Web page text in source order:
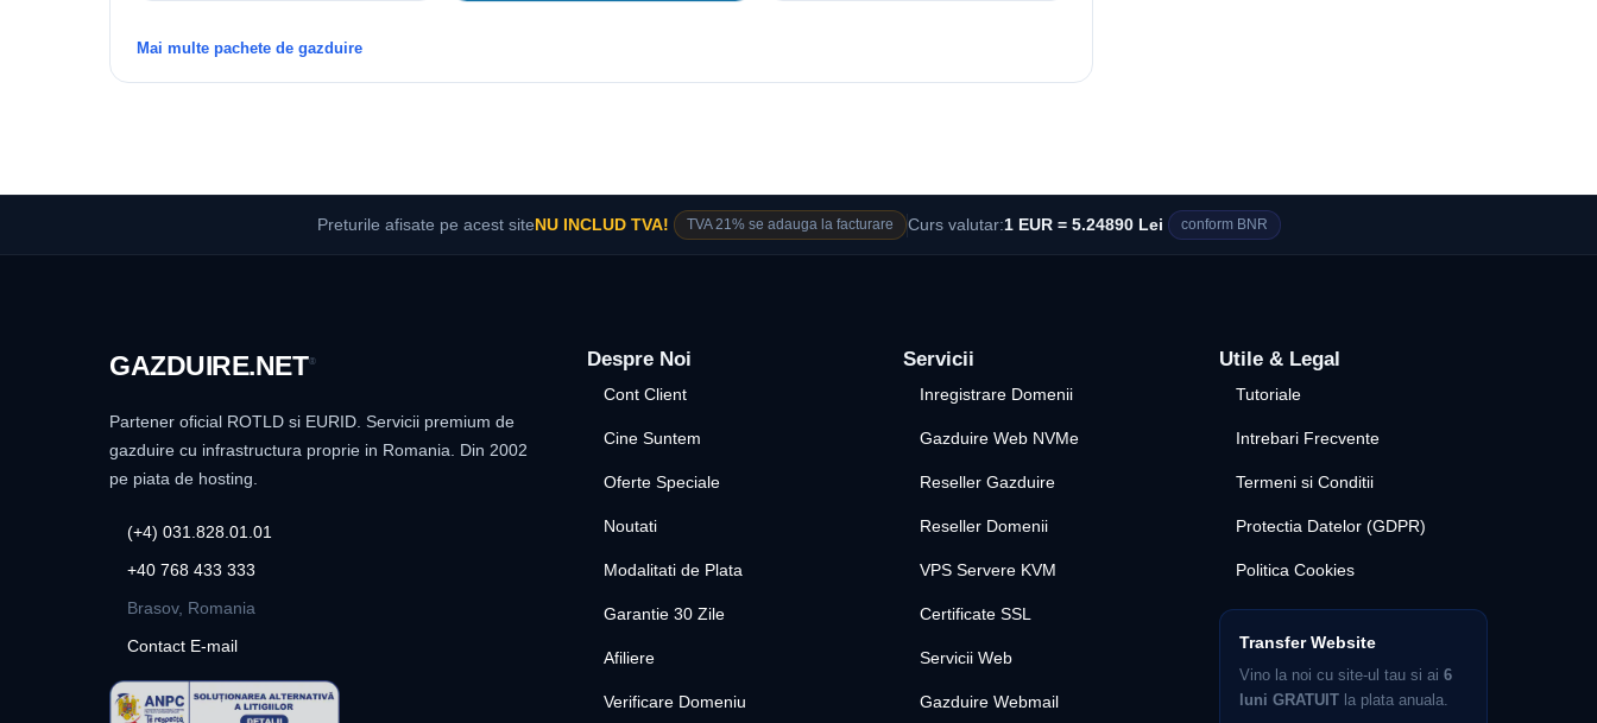
Mai multe pachete de gazduire
Preturile afisate pe acest site NU INCLUD TVA! TVA 21% se adauga la facturare Curs valutar:1 EUR = 5.24890 Lei conform BNR
GAZDUIRE.NET®
Partener oficial ROTLD si EURID. Servicii premium de
gazduire cu infrastructura proprie in Romania. Din 2002
pe piata de hosting.
(+4) 031.828.01.01
+40 768 433 333
Brasov, Romania
Contact E-mail
Despre Noi
Cont Client
Cine Suntem
Oferte Speciale
Noutati
Modalitati de Plata
Garantie 30 Zile
Afiliere
Verificare Domeniu
Servicii
Inregistrare Domenii
Gazduire Web NVMe
Reseller Gazduire
Reseller Domenii
VPS Servere KVM
Certificate SSL
Servicii Web
Gazduire Webmail
Utile & Legal
Tutoriale
Intrebari Frecvente
Termeni si Conditii
Protectia Datelor (GDPR)
Politica Cookies
Transfer Website
Vino la noi cu site-ul tau si ai 6
luni GRATUITla plata anuala.